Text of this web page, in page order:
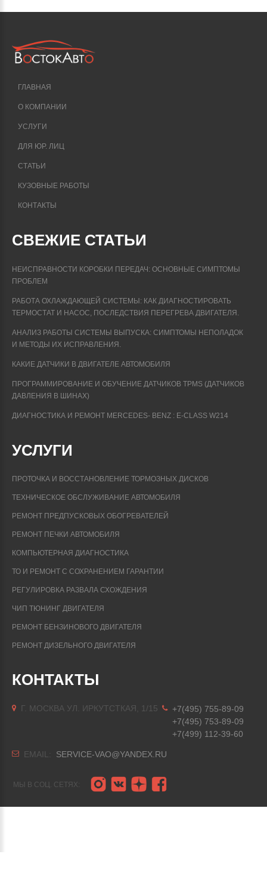
ГЛАВНАЯ
О КОМПАНИИ
УСЛУГИ
ДЛЯ ЮР. ЛИЦ
СТАТЬИ
КУЗОВНЫЕ РАБОТЫ
КОНТАКТЫ
СВЕЖИЕ СТАТЬИ
НЕИСПРАВНОСТИ КОРОБКИ ПЕРЕДАЧ: ОСНОВНЫЕ СИМПТОМЫ
ПРОБЛЕМ
РАБОТА ОХЛАЖДАЮЩЕЙ СИСТЕМЫ: КАК ДИАГНОСТИРОВАТЬ
ТЕРМОСТАТ И НАСОС, ПОСЛЕДСТВИЯ ПЕРЕГРЕВА ДВИГАТЕЛЯ.
АНАЛИЗ РАБОТЫ СИСТЕМЫ ВЫПУСКА: СИМПТОМЫ НЕПОЛАДОК
И МЕТОДЫ ИХ ИСПРАВЛЕНИЯ.
КАКИЕ ДАТЧИКИ В ДВИГАТЕЛЕ АВТОМОБИЛЯ
ПРОГРАММИРОВАНИЕ И ОБУЧЕНИЕ ДАТЧИКОВ TPMS (ДАТЧИКОВ
ДАВЛЕНИЯ В ШИНАХ)
ДИАГНОСТИКА И РЕМОНТ MERCEDES- BENZ : E-CLASS W214
УСЛУГИ
ПРОТОЧКА И ВОССТАНОВЛЕНИЕ ТОРМОЗНЫХ ДИСКОВ
ТЕХНИЧЕСКОЕ ОБСЛУЖИВАНИЕ АВТОМОБИЛЯ
РЕМОНТ ПРЕДПУСКОВЫХ ОБОГРЕВАТЕЛЕЙ
РЕМОНТ ПЕЧКИ АВТОМОБИЛЯ
КОМПЬЮТЕРНАЯ ДИАГНОСТИКА
ТО И РЕМОНТ С СОХРАНЕНИЕМ ГАРАНТИИ
РЕГУЛИРОВКА РАЗВАЛА СХОЖДЕНИЯ
ЧИП ТЮНИНГ ДВИГАТЕЛЯ
РЕМОНТ БЕНЗИНОВОГО ДВИГАТЕЛЯ
РЕМОНТ ДИЗЕЛЬНОГО ДВИГАТЕЛЯ
КОНТАКТЫ
Г. МОСКВА УЛ. ИРКУТСТКАЯ, 1/15
+7(495) 755-89-09
+7(495) 753-89-09
+7(499) 112-39-60
EMAIL: SERVICE-VAO@YANDEX.RU
МЫ В СОЦ. СЕТЯХ: